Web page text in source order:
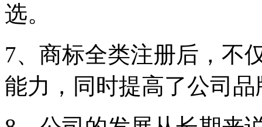
选。
7、商标全类注册后，不
能力，同时提高了公司